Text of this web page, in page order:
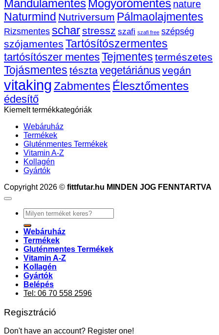
Mandulamentes Mogyorómentes nature
Naturmind Nutriversum Pálmaolajmentes
Rizsmentes scharstressz szafi szafi free szépség
szójamentes Tartósítószermentes
tartósítószer mentesTejmentes természetes
Tojásmentes tésztavegetáriánusvegán
vitakingZabmentes Élesztőmentes
édesítő
Kiemelt termékkategóriák
Webáruház
Termékek
Gluténmentes Termékek
Vitamin A-Z
Kollagén
Gyártók
Copyright 2026 © fittfutar.hu MINDEN JOG FENNTARTVA
Keresés
a
következőre:
Webáruház
Termékek
Gluténmentes Termékek
Vitamin A-Z
Kollagén
Gyártók
Belépés
Tel: 06 70 558 2596
Regisztráció
Don't have an account? Register one!